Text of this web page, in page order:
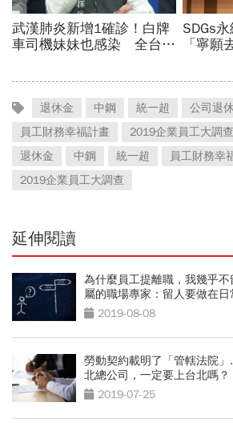
退休金 中鋼 統一超
公司退
員工財務幸福計畫
2019企業員工大調查
退休金
中鋼 統一超
員工財務幸
2019企業員工大調查
延伸閱讀
為什麼員工提離職，我幾乎
屬的職場專家：留人要做在日
2019-08-08
勞動契約載明了「管轄法院
北總公司，一定要上台北嗎？
2019-07-25